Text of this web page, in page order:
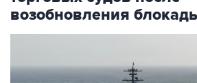
возобновления